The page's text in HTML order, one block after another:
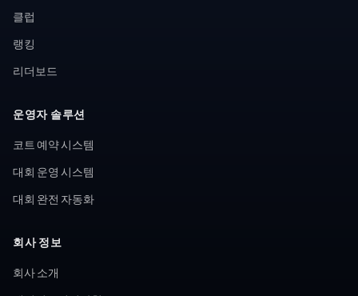
클럽
랭킹
리더보드
운영자 솔루션
코트 예약 시스템
대회 운영 시스템
대회 완전 자동화
회사 정보
회사 소개